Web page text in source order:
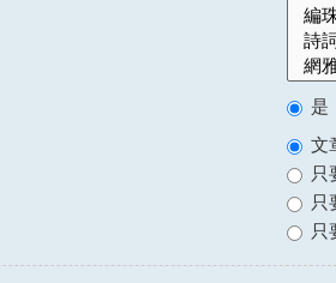
是
文
只
只
只